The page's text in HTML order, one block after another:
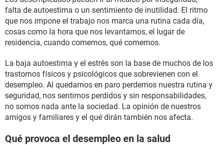
falta de autoestima o un sentimiento de inutilidad. El ritmo
que nos impone el trabajo nos marca una rutina cada día,
cosas como la hora que nos levantamos, el lugar de
residencia, cuando comemos, qué comemos.
La baja autoestima y el estrés son la base de muchos de los
trastornos físicos y psicológicos que sobrevienen con el
desempleo. Al quedarnos en paro perdemos nuestra rutina y
seguridad, nos sentimos perdidos y sin responsabilidades,
no somos nada ante la sociedad. La opinión de nuestros
amigos y familiares y el qué dirán también nos afecta.
Qué provoca el desempleo en la salud